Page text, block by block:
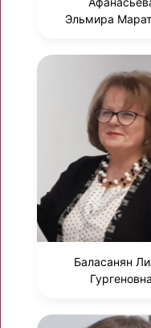
Эльмира
Баласанян
Гургеновна